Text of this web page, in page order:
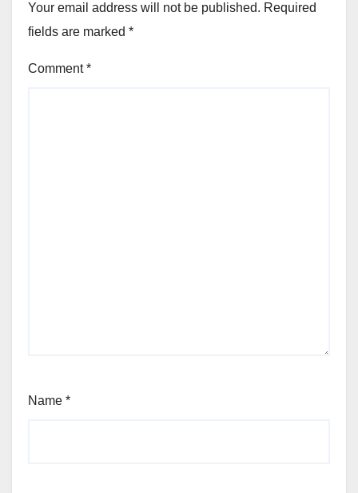
Your email address will not be published. Required
fields are marked *
Comment*
Name *